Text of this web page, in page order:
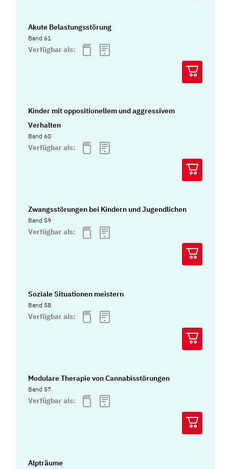
Akute Belastungsstörung
Band 61
Verfügbar als:
Kinder mit oppositionellem und aggressivem
Verhalten
Band 60
Verfügbar als:
Zwangsstörungen bei Kindern und Jugendlichen
Band 59
Verfügbar als:
Soziale Situationen meistern
Band 58
Verfügbar als:
Modulare Therapie von Cannabisstörungen
Band 57
Verfügbar als:
Alpträume